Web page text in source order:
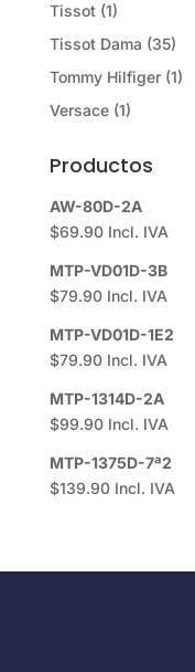
Tissot (1)
Tissot Dama (35)
Tommy Hilfiger (1)
Versace (1)
Productos
AW-80D-2A
$69.90 Incl. IVA
MTP-VD01D-3B
$79.90 Incl. IVA
MTP-VD01D-1E2
$79.90 Incl. IVA
MTP-1314D-2A
$99.90 Incl. IVA
MTP-1375D-7ª2
$139.90 Incl. IVA